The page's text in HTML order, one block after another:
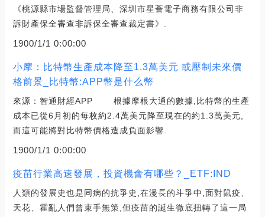
《桃源縣市場監督管理局、深圳市星薈電子商務有限公司非
訴財產保全審查非訴保全審查裁定書》.
1900/1/1 0:00:00
小摩：比特幣生產成本降至1.3萬美元 或壓制未來價
格前景_比特幣:APP幣是什么幣
來源：智通財經APP 根據摩根大通的數據,比特幣的生產
成本已從6月初的每枚約2.4萬美元降至現在的約1.3萬美元,
而這可能將對比特幣價格造成負面影響.
1900/1/1 0:00:00
疫苗行業高速發展，投資機會有哪些？_ETF:IND
人類的發展史也是同病的抗爭史,在漫長的斗爭中,面對鼠疫、
天花、霍亂人們曾束手無策,但疫苗的誕生徹底扭轉了這一局